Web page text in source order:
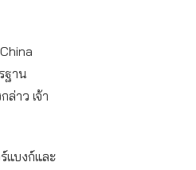
ฐาน
าว เจ้า
แบงก์และ